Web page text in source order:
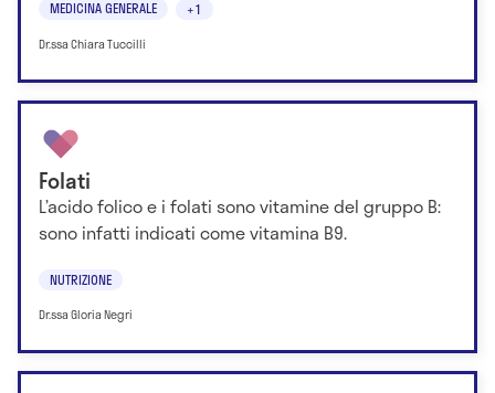
MEDICINA GENERALE +1
Dr.ssa Chiara Tuccilli
Folati
L’acido folico e i folati sono vitamine del gruppo B:
sono infatti indicati come vitamina B9.
NUTRIZIONE
Dr.ssa Gloria Negri